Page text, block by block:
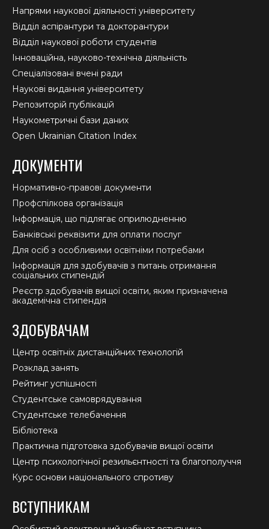
Напрями наукової діяльності університету
Відділ аспірантури та докторантури
Відділ наукової роботи студентів
Інноваційна, науково-технічна діяльність
Спеціалізовані вчені ради
Наукові видання університету
Репозиторій публікацій
Наукометричні бази даних
Open Ukrainian Citation Index
ДОКУМЕНТИ
Нормативно-правові документи
Профспілкова організація
Інформація, що підлягає оприлюдненню
Банківські реквізити для оплати послуг
Для осіб з особливими освітніми потребами
Інформація для здобувачів з питань отримання
соціальних стипендій
Реєстр здобувачів вищої освіти, яким призначена
академічна стипендія
ЗДОБУВАЧАМ
Центр освітніх дистанційних технологій
Розклад занять
Рейтинг успішності
Студентське самоврядування
Студентське телебачення
Бібліотека
Практична підготовка здобувачів вищої освіти
Центр психологічної резильєнтності та благополуччя
Курс основи національного спротиву
ВСТУПНИКАМ